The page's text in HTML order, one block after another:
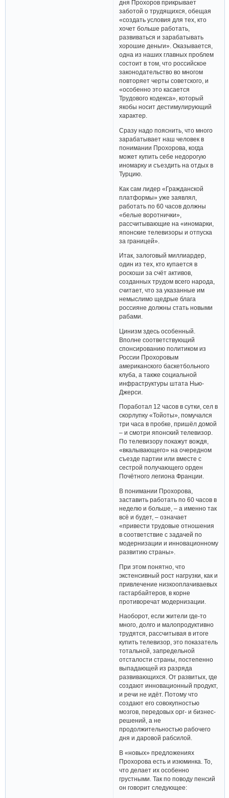
дня Прохоров прикрывает
заботой о трудящихся, обещая
«создать условия для тех, кто
хочет больше работать,
развиваться и зарабатывать
хорошие деньги». Оказывается,
одна из наших главных проблем
состоит в том, что российское
законодательство во многом
повторяет черты советского, и
«особенно это касается
Трудового кодекса», который
якобы носит дестимулирующий
характер.
Сразу надо пояснить, что много
зарабатывает наш человек в
понимании Прохорова, когда
может купить себе недорогую
иномарку и съездить на отдых в
Турцию.
Как сам лидер «Гражданской
платформы» уже заявлял,
работать по 60 часов должны
«белые воротнички»,
рассчитывающие на «иномарки,
японские телевизоры и отпуска
за границей».
Итак, залоговый миллиардер,
один из тех, кто купается в
роскоши за счёт активов,
созданных трудом всего народа,
считает, что за указанные им
немыслимо щедрые блага
россияне должны стать новыми
рабами.
Цинизм здесь особенный.
Вполне соответствующий
спонсированию политиком из
России Прохоровым
американского баскетбольного
клуба, а также социальной
инфраструктуры штата Нью-
Джерси.
Поработал 12 часов в сутки, сел в
скорлупку «Тойоты», помучался
три часа в пробке, пришёл домой
– и смотри японский телевизор.
По телевизору покажут вождя,
«вкалывающего» на очередном
съезде партии или вместе с
сестрой получающего орден
Почётного легиона Франции.
В понимании Прохорова,
заставить работать по 60 часов в
неделю и больше, – а именно так
всё и будет, – означает
«привести трудовые отношения
в соответствие с задачей по
модернизации и инновационному
развитию страны».
При этом понятно, что
экстенсивный рост нагрузки, как и
привлечение низкооплачиваевых
гастарбайтеров, в корне
противоречат модернизации.
Наоборот, если жители где-то
много, долго и малопродуктивно
трудятся, рассчитывая в итоге
купить телевизор, это показатель
тотальной, запредельной
отсталости страны, постепенно
выпадающей из разряда
развивающихся. От развитых, где
создают инновационный продукт,
и речи не идёт. Потому что
создают его совокупностью
мозгов, передовых орг- и бизнес-
решений, а не
продолжительностью рабочего
дня и даровой рабсилой.
В «новых» предложениях
Прохорова есть и изюминка. То,
что делает их особенно
грустными. Так по поводу пенсий
он говорит следующее: